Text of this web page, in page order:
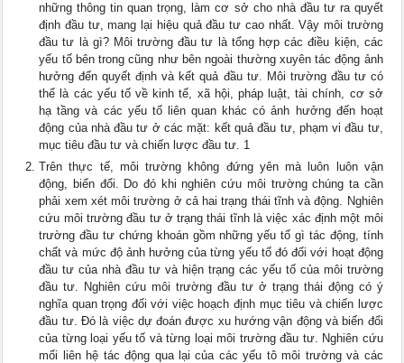
những thông tin quan trọng, làm cơ sở cho nhà đầu tư ra quyết
định đầu tư, mang lại hiệu quả đầu tư cao nhất. Vậy môi trường
đầu tư là gì? Môi trường đầu tư là tổng hợp các điều kiện, các
yếu tố bên trong cũng như bên ngoài thường xuyên tác động ảnh
hưởng đến quyết định và kết quả đầu tư. Môi trường đầu tư có
thể là các yếu tố về kinh tế, xã hội, pháp luật, tài chính, cơ sở
hạ tầng và các yếu tố liên quan khác có ảnh hưởng đến hoạt
động của nhà đầu tư ở các mặt: kết quả đầu tư, phạm vi đầu tư,
mục tiêu đầu tư và chiến lược đầu tư. 1
Trên thực tế, môi trường không đứng yên mà luôn luôn vận
động, biến đổi. Do đó khi nghiên cứu môi trường chúng ta cần
phải xem xét môi trường ở cả hai trạng thái tĩnh và động. Nghiên
cứu môi trường đầu tư ở trạng thái tĩnh là việc xác định một môi
trường đầu tư chứng khoán gồm những yếu tố gì tác động, tính
chất và mức độ ảnh hưởng của từng yếu tố đó đối với hoạt động
đầu tư của nhà đầu tư và hiện trạng các yếu tố của môi trường
đầu tư. Nghiên cứu môi trường đầu tư ở trạng thái động có ý
nghĩa quan trọng đối với việc hoạch định mục tiêu và chiến lược
đầu tư. Đó là việc dự đoán được xu hướng vận động và biến đổi
của từng loại yếu tố và từng loại môi trường đầu tư. Nghiên cứu
mối liên hệ tác động qua lại của các yếu tô môi trường và các